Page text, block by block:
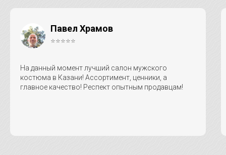
Павел Храмов
⭐⭐⭐⭐⭐
На данный момент лучший салон мужского
костюма в Казани! Ассортимент, ценники, а
главное качество! Респект опытным продавцам!